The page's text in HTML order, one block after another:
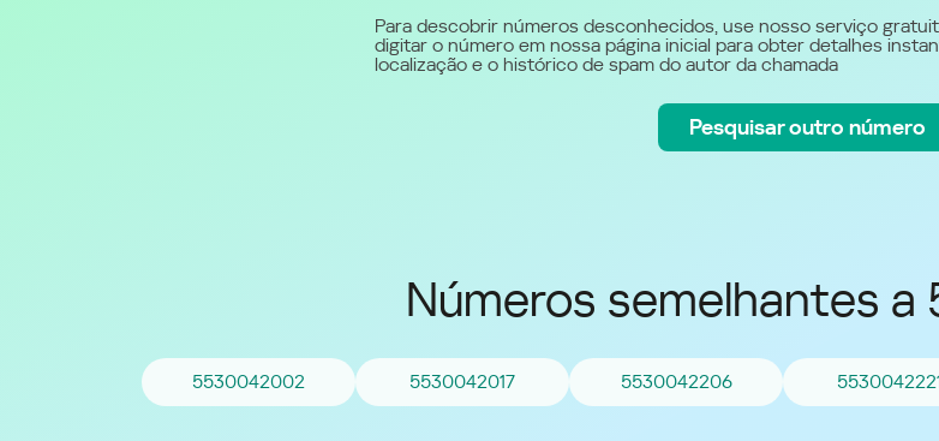
Україна (Ukraine)
Para descobrir números desconhecidos, use nosso serviço
digitar o número em nossa página inicial para obter detalhes
localização e o histórico de spam do autor da chamada
Pesquisar outro número
Números semelhantes
5530042002 5530042017 5530042206